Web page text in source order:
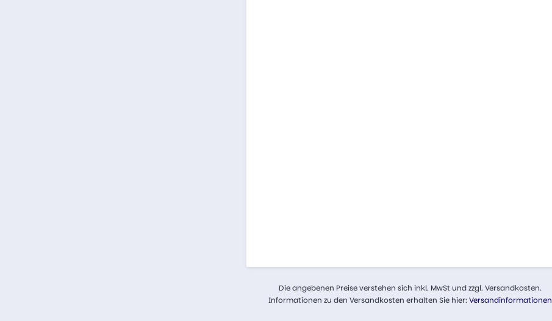
Die angebenen Preise verstehen sich inkl. MwSt und zzgl. Versandkosten.
Informationen zu den Versandkosten erhalten Sie hier: Versandinformationen